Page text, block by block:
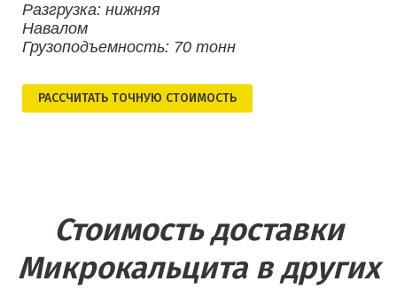
Разгрузка: нижняя
Навалом
Грузоподъемность: 70 тонн
РАСCЧИТАТЬ ТОЧНУЮ СТОИМОСТЬ
Стоимость доставки
Микрокальцита в других